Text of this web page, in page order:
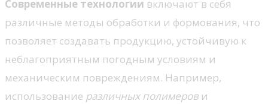
Современные технологии включают в себя
различные методы обработки и формования, что
позволяет создавать продукцию, устойчивую к
неблагоприятным погодным условиям и
механическим повреждениям. Например,
использование различных полимеров и